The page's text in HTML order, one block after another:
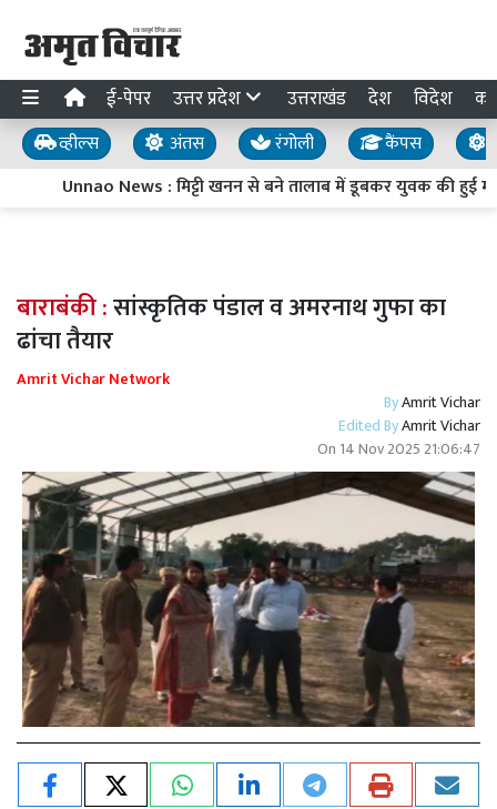
ई-पेपर उत्तर प्रदेश उत्तराखंड देश विदेश
व्हील्स अंतस रंगोली कैंपस
Unnao News : मिट्टी खनन से बने तालाब में डूबकर युवक की हुई मौत,
बाराबंकी :सांस्कृतिक पंडाल व अमरनाथ गुफा का
ढांचा तैयार
Amrit Vichar Network
ByAmrit Vichar
Edited ByAmrit Vichar
On 14 Nov 2025 21:06:47